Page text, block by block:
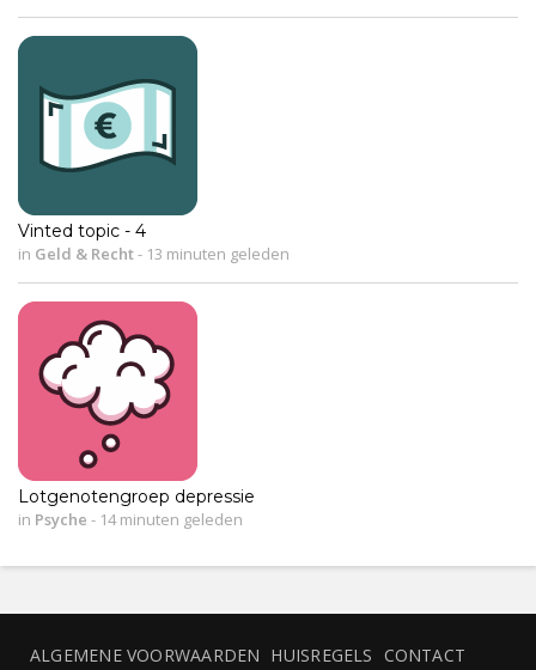
Vinted topic - 4
in Geld & Recht- 13 minuten geleden
Lotgenotengroep depressie
in Psyche - 14 minuten geleden
ALGEMENE VOORWAARDEN HUISREGELS CONTACT